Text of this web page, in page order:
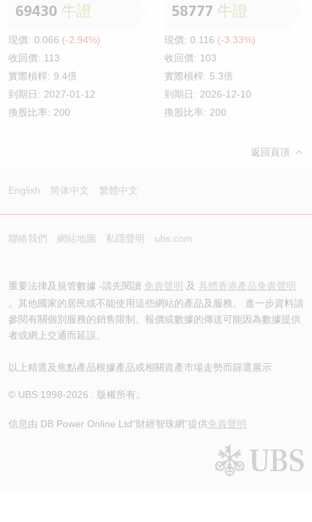
69430 牛證
現價: 0.066 (-2.94%)
收回價: 113
實際槓桿: 9.4倍
到期日: 2027-01-12
換股比率: 200
58777 牛證
現價: 0.116 (-3.33%)
收回價: 103
實際槓桿: 5.3倍
到期日: 2026-12-10
換股比率: 200
返回頁頂
English 简体中文 繁體中文
聯絡我們 網站地圖 私隱聲明 ubs.com
重要法律及規管數據 -請先閱讀 免責聲明 及 具體香港產品免責聲明
。其他國家的居民或不能使用這些網站的產品及服務。 進一步資料請
參閱有關個別服務的銷售限制。報價或數據的傳送可能因為數據提供
者或網上交通而延誤。
以上精選及焦點產品根據產品或相關資產市場走勢而篩選展示
© UBS 1998-2026 . 版權所有。
信息由 DB Power Online Ltd“財經智珠網”提供免責聲明